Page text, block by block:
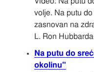
volje. Na putu
zasnovan na
L. Ron
Na putu do
okolinu"